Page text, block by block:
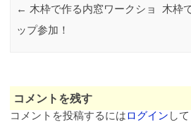
← 木枠で作る内窓ワークショ
ップ参加！
木枠
コメントを残す
コメントを投稿するにはログイン し